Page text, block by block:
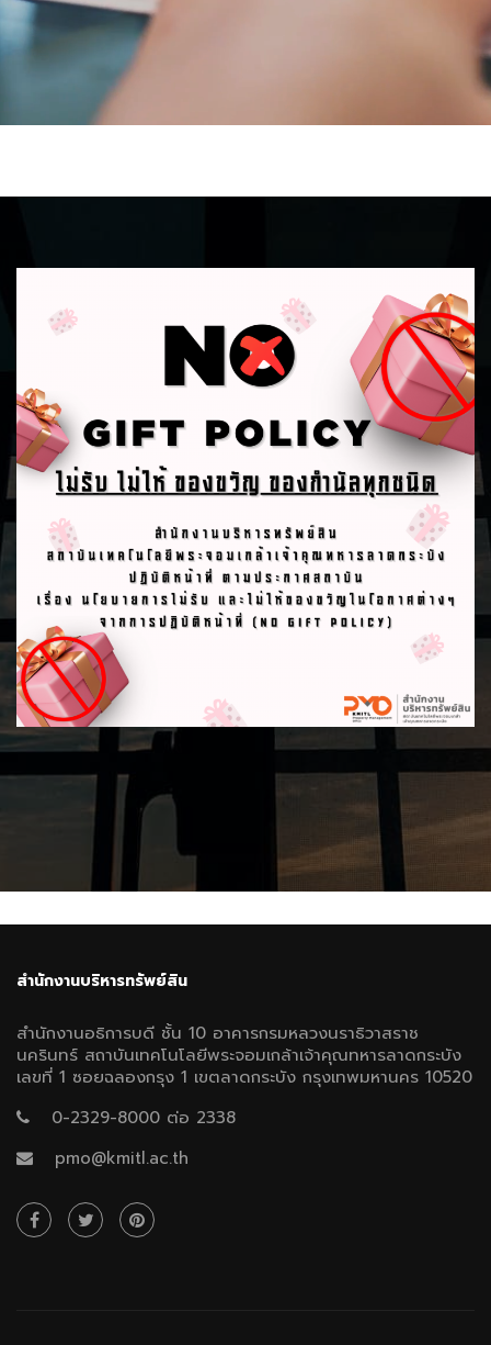
สำนักงานบริหารทรัพย์สิน
สำนักงานอธิการบดี ชั้น 10 อาคารกรมหลวงนราธิวาสราช
นครินทร์ สถาบันเทคโนโลยีพระจอมเกล้าเจ้าคุณทหารลาดกระบัง
เลขที่ 1 ซอยฉลองกรุง 1 เขตลาดกระบัง กรุงเทพมหานคร 10520
0-2329-8000 ต่อ 2338
pmo@kmitl.ac.th